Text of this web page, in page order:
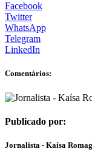
Facebook
Twitter
WhatsApp
Telegram
LinkedIn
Comentários:
Publicado por:
Jornalista - Kaísa